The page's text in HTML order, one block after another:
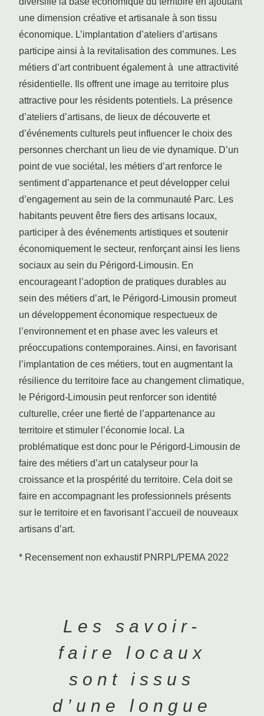
une dimension créative et artisanale à son tissu
économique. L’implantation d’ateliers d’artisans
participe ainsi à la revitalisation des communes. Les
métiers d’art contribuent également à une attractivité
résidentielle. Ils offrent une image au territoire plus
attractive pour les résidents potentiels. La présence
d’ateliers d’artisans, de lieux de découverte et
d’événements culturels peut influencer le choix des
personnes cherchant un lieu de vie dynamique. D’un
point de vue sociétal, les métiers d’art renforce le
sentiment d’appartenance et peut développer celui
d’engagement au sein de la communauté Parc. Les
habitants peuvent être fiers des artisans locaux,
participer à des événements artistiques et soutenir
économiquement le secteur, renforçant ainsi les liens
sociaux au sein du Périgord-Limousin. En
encourageant l’adoption de pratiques durables au
sein des métiers d’art, le Périgord-Limousin promeut
un développement économique respectueux de
l’environnement et en phase avec les valeurs et
préoccupations contemporaines. Ainsi, en favorisant
l’implantation de ces métiers, tout en augmentant la
résilience du territoire face au changement climatique,
le Périgord-Limousin peut renforcer son identité
culturelle, créer une fierté de l’appartenance au
territoire et stimuler l’économie local. La
problématique est donc pour le Périgord-Limousin de
faire des métiers d’art un catalyseur pour la
croissance et la prospérité du territoire. Cela doit se
faire en accompagnant les professionnels présents
sur le territoire et en favorisant l’accueil de nouveaux
artisans d’art.
* Recensement non exhaustif PNRPL/PEMA 2022
Les savoir-
faire locaux
sont issus
d’une longue